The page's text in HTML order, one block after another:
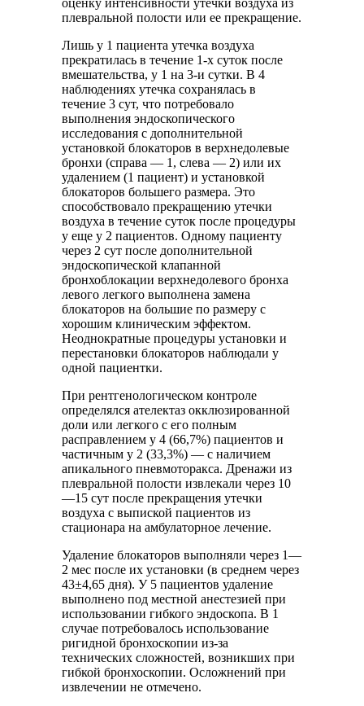
оценку интенсивности утечки воздуха из
плевральной полости или ее прекращение.
Лишь у 1 пациента утечка воздуха
прекратилась в течение 1-х суток после
вмешательства, у 1 на 3-и сутки. В 4
наблюдениях утечка сохранялась в
течение 3 сут, что потребовало
выполнения эндоскопического
исследования с дополнительной
установкой блокаторов в верхнедолевые
бронхи (справа — 1, слева — 2) или их
удалением (1 пациент) и установкой
блокаторов большего размера. Это
способствовало прекращению утечки
воздуха в течение суток после процедуры
у еще у 2 пациентов. Одному пациенту
через 2 сут после дополнительной
эндоскопической клапанной
бронхоблокации верхнедолевого бронха
левого легкого выполнена замена
блокаторов на большие по размеру с
хорошим клиническим эффектом.
Неоднократные процедуры установки и
перестановки блокаторов наблюдали у
одной пациентки.
При рентгенологическом контроле
определялся ателектаз окклюзированной
доли или легкого с его полным
расправлением у 4 (66,7%) пациентов и
частичным у 2 (33,3%) — с наличием
апикального пневмоторакса. Дренажи из
плевральной полости извлекали через 10
—15 сут после прекращения утечки
воздуха с выпиской пациентов из
стационара на амбулаторное лечение.
Удаление блокаторов выполняли через 1—
2 мес после их установки (в среднем через
43±4,65 дня). У 5 пациентов удаление
выполнено под местной анестезией при
использовании гибкого эндоскопа. В 1
случае потребовалось использование
ригидной бронхоскопии из-за
технических сложностей, возникших при
гибкой бронхоскопии. Осложнений при
извлечении не отмечено.